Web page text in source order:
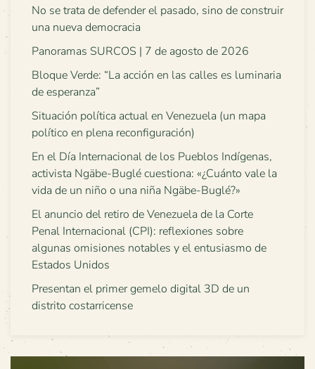
No se trata de defender el pasado, sino de construir
una nueva democracia
Panoramas SURCOS | 7 de agosto de 2026
Bloque Verde: “La acción en las calles es luminaria
de esperanza”
Situación política actual en Venezuela (un mapa
político en plena reconfiguración)
En el Día Internacional de los Pueblos Indígenas,
activista Ngäbe-Buglé cuestiona: «¿Cuánto vale la
vida de un niño o una niña Ngäbe-Buglé?»
El anuncio del retiro de Venezuela de la Corte
Penal Internacional (CPI): reflexiones sobre
algunas omisiones notables y el entusiasmo de
Estados Unidos
Presentan el primer gemelo digital 3D de un
distrito costarricense